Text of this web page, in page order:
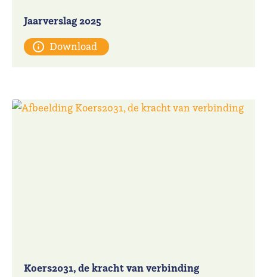
Jaarverslag 2025
Download
Koers2031, de kracht van verbinding